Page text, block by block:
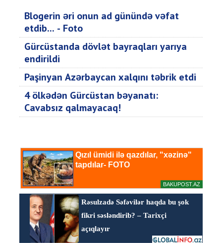
Blogerin əri onun ad günündə vəfat
etdib... - Foto
Gürcüstanda dövlət bayraqları yarıya
endirildi
Paşinyan Azərbaycan xalqını təbrik etdi
4 ölkədən Gürcüstan bəyanatı:
Cavabsız qalmayacaq!